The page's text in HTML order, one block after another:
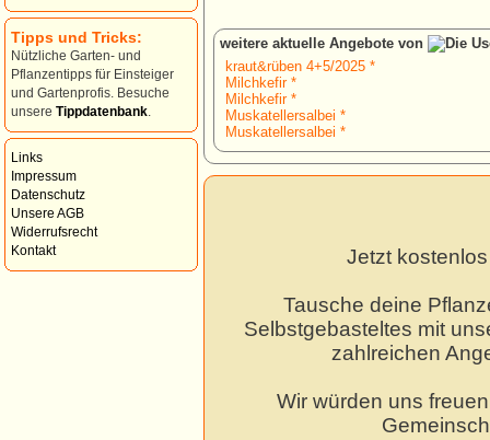
Tipps und Tricks:
Nützliche Garten- und
Pflanzentipps für Einsteiger
und Gartenprofis. Besuche
unsere Tippdatenbank
Links
Impressum
Datenschutz
Unsere AGB
Widerrufsrecht
Kontakt
weitere aktuelle Angebote von
kraut&rüben 4+5/2025 *
Milchkefir *
Milchkefir *
Muskatellersalbei *
Muskatellersalbei *
Jetzt
Tausche deine
Selbstgebasteltes mit
zahlreichen
Wir würden uns